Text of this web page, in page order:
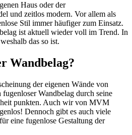
Haus oder der
und zeitlos modern. Vor allem als
Stil immer häufiger zum Einsatz.
ist aktuell wieder voll im Trend. In
das so ist.
Wandbelag?
der eigenen Wände von
Wandbelag durch seine
punkten. Auch wir von MVM
Dennoch gibt es auch viele
eine fugenlose Gestaltung der